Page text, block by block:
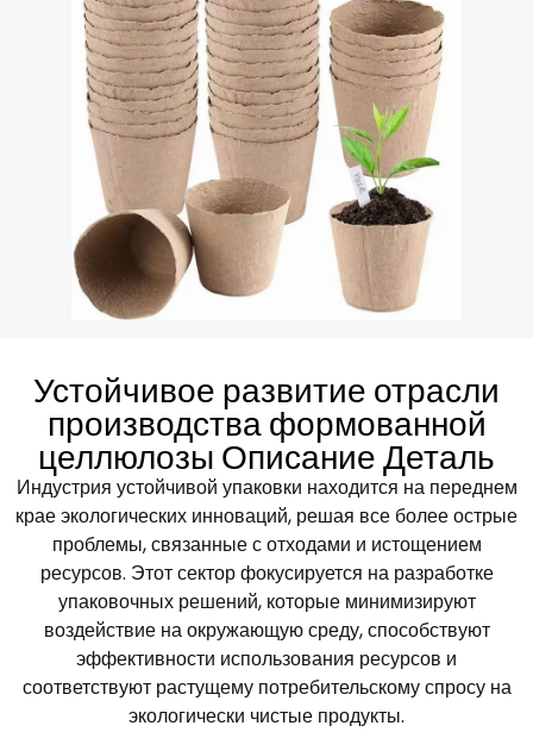
Устойчивое развитие отрасли
производства формованной
целлюлозы Описание Деталь
Индустрия устойчивой упаковки находится на переднем
крае экологических инноваций, решая все более острые
проблемы, связанные с отходами и истощением
ресурсов. Этот сектор фокусируется на разработке
упаковочных решений, которые минимизируют
воздействие на окружающую среду, способствуют
эффективности использования ресурсов и
соответствуют растущему потребительскому спросу на
экологически чистые продукты.